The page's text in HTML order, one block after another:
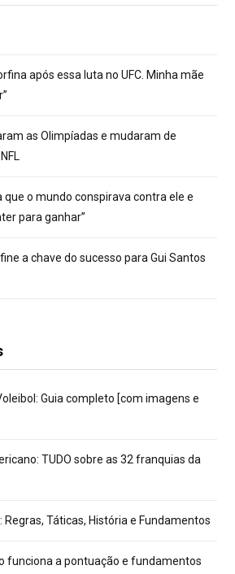
após essa luta no UFC. Minha mãe
as Olimpíadas e mudaram de
que o mundo conspirava contra ele e
para ganhar”
a chave do sucesso para Gui Santos
Guia completo [com imagens e
TUDO sobre as 32 franquias da
Táticas, História e Fundamentos
funciona a pontuação e fundamentos